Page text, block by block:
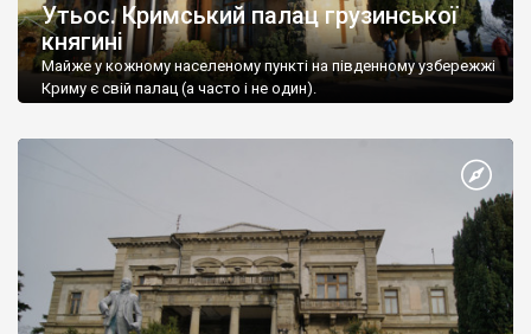
Утьос. Кримський палац грузинської
княгині
Майже у кожному населеному пункті на південному узбережжі
Криму є свій палац (а часто і не один).